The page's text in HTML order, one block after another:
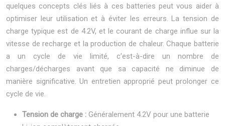
quelques concepts clés liés à ces batteries peut vous aider à
optimiser leur utilisation et à éviter les erreurs. La tension de
charge typique est de 4.2V, et le courant de charge influe sur la
vitesse de recharge et la production de chaleur. Chaque batterie
a un cycle de vie limité, c’est-à-dire un nombre de
charges/décharges avant que sa capacité ne diminue de
manière significative. Un entretien approprié peut prolonger ce
cycle de vie.
Tension de charge : Généralement 4.2V pour une batterie